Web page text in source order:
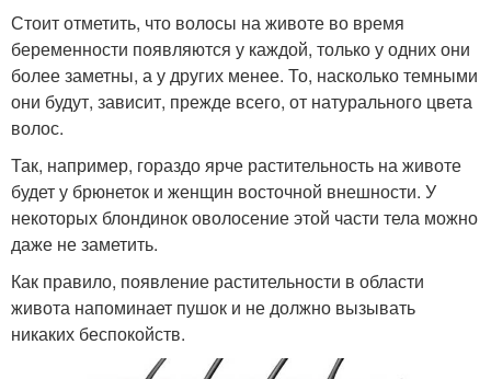
Стоит отметить, что волосы на животе во время
беременности появляются у каждой, только у одних они
более заметны, а у других менее. То, насколько темными
они будут, зависит, прежде всего, от натурального цвета
волос.
Так, например, гораздо ярче растительность на животе
будет у брюнеток и женщин восточной внешности. У
некоторых блондинок оволосение этой части тела можно
даже не заметить.
Как правило, появление растительности в области
живота напоминает пушок и не должно вызывать
никаких беспокойств.